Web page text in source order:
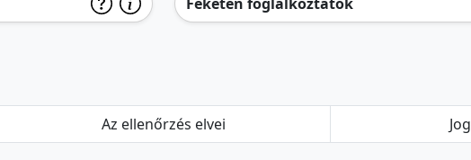
Az ellenőrzés elvei